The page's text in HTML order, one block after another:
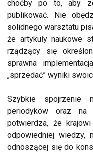
choćby po to, aby
publikować. Nie
solidnego warsztatu
że artykuły naukowe
rządzący się
sprawna
„sprzedać” wyniki
Szybkie spojrzenie
periodyków oraz na
potwierdza, że
odpowiedniej wiedzy,
odnoszącej się do